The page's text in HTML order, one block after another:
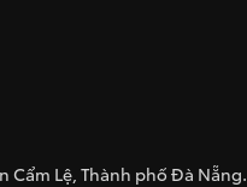
Cẩm Lệ, Thành phố Đà Nẵng.